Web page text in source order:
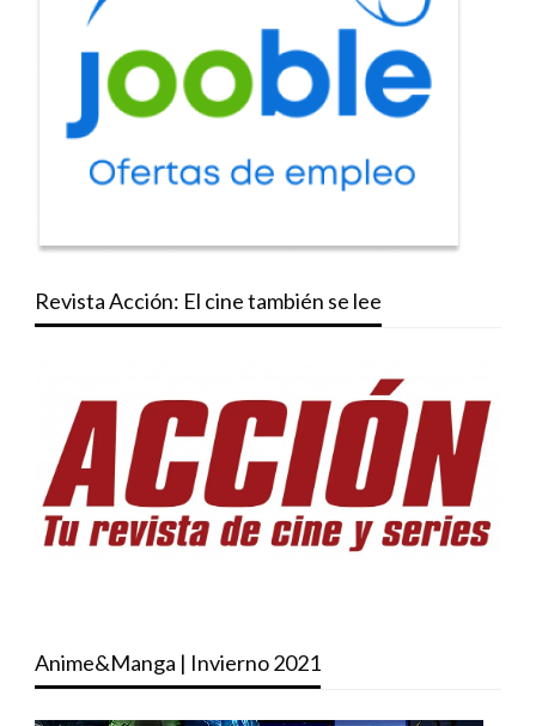
Revista Acción: El cine también se lee
Anime&Manga | Invierno 2021